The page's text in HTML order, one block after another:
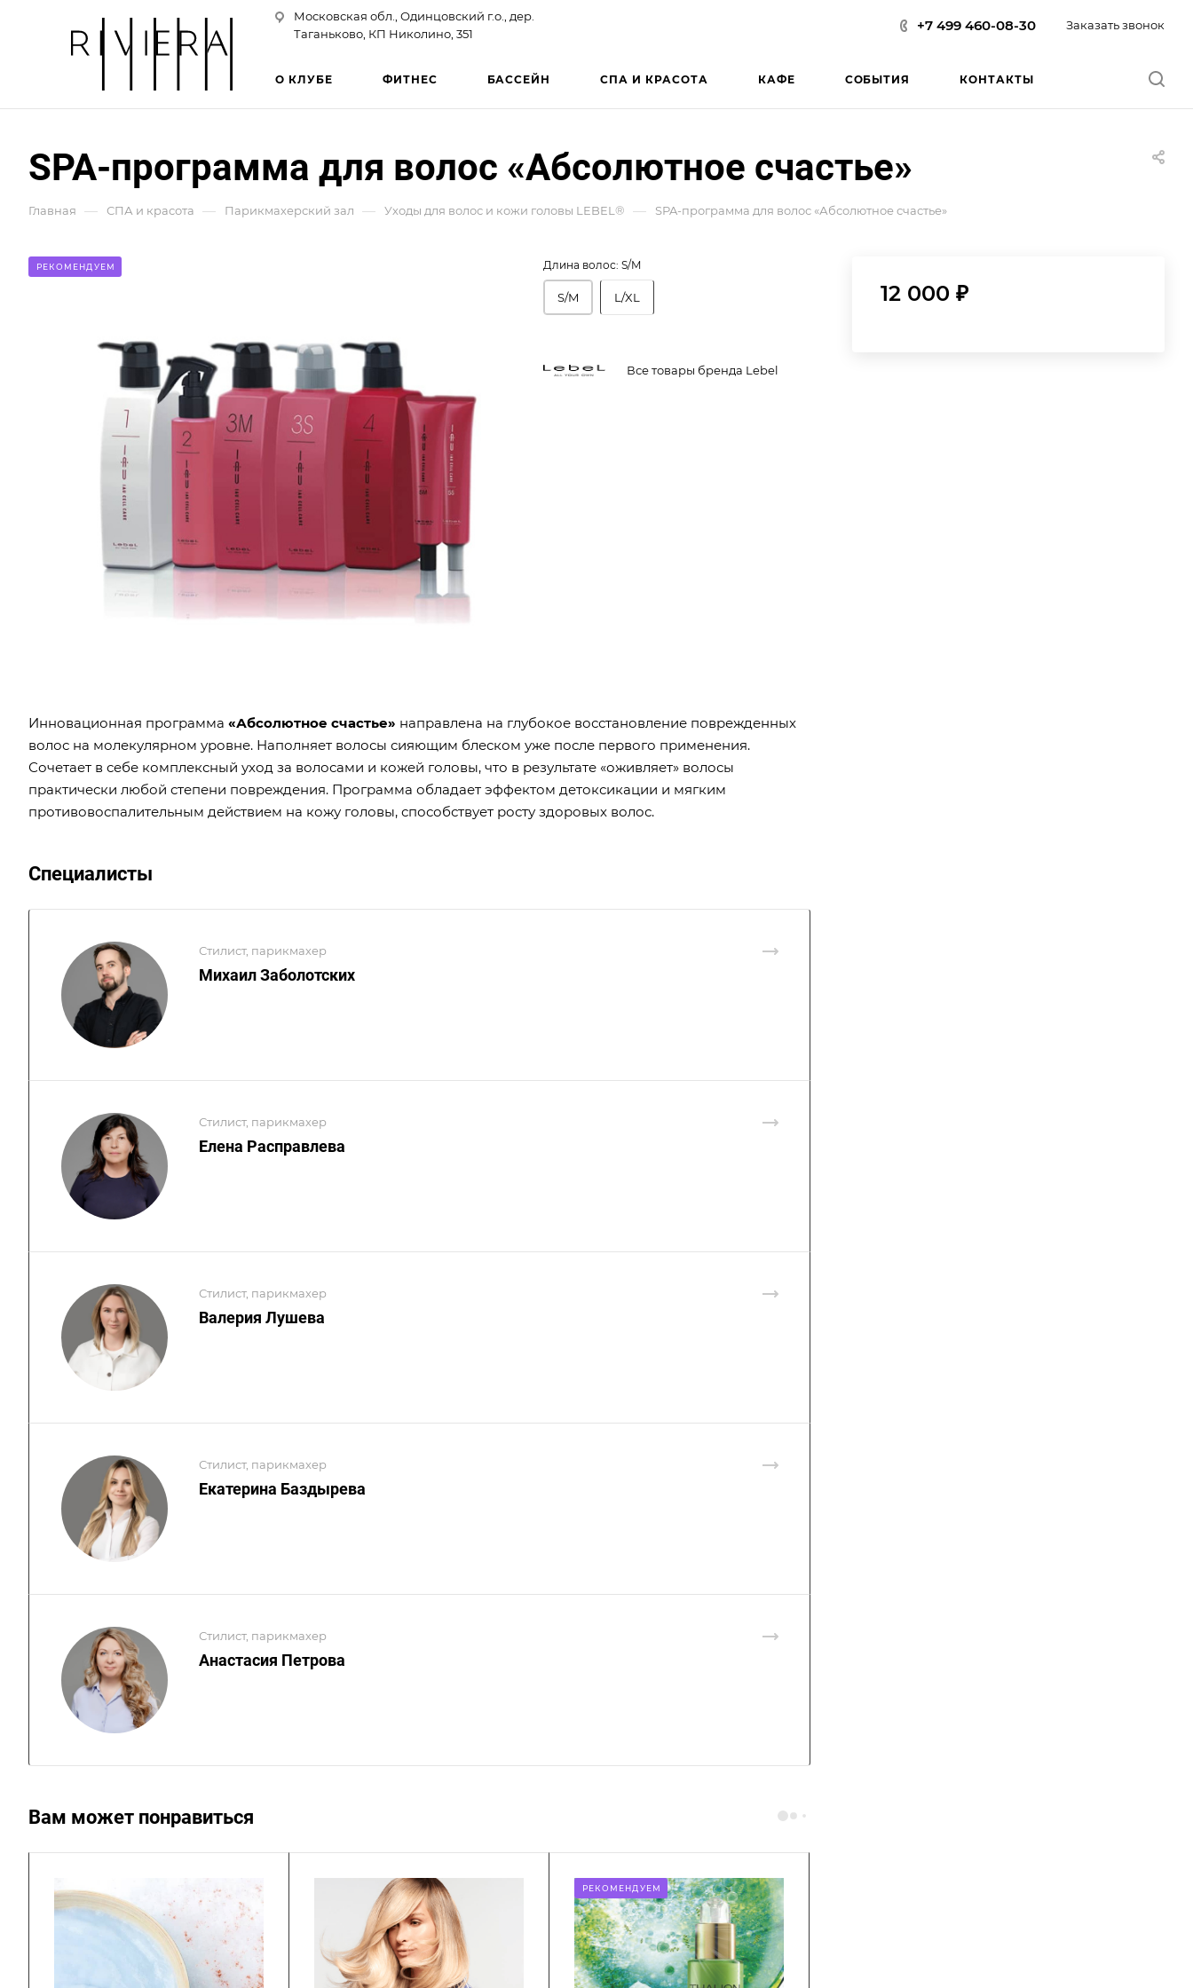
Московская обл., Одинцовский г.о., дер.
Таганьково, КП Николино, 351
+7 499 460-08-30 Заказать звонок
О КЛУБЕ ФИТНЕС БАССЕЙН СПА И КРАСОТА КАФЕ СОБЫТИЯ КОНТАКТЫ
SPA-программа для волос «Абсолютное счастье»
Главная — СПА и красота — Парикмахерский зал — Уходы для волос и кожи головы LEBEL® — SPA-программа для волос «Абсолютное счастье»
12 000 ₽
РЕКОМЕНДУЕМ Длина волос: S/M
S/M L/XL
Все товары бренда Lebel
Инновационная программа «Абсолютное счастье» направлена на глубокое восстановление поврежденных
волос на молекулярном уровне. Наполняет волосы сияющим блеском уже после первого применения.
Сочетает в себе комплексный уход за волосами и кожей головы, что в результате «оживляет» волосы
практически любой степени повреждения. Программа обладает эффектом детоксикации и мягким
противовоспалительным действием на кожу головы, способствует росту здоровых волос.
Специалисты
Стилист, парикмахер
Михаил Заболотских
Стилист, парикмахер
Елена Расправлева
Стилист, парикмахер
Валерия Лушева
Стилист, парикмахер
Екатерина Баздырева
Стилист, парикмахер
Анастасия Петрова
Вам может понравиться
РЕКОМЕНДУЕМ